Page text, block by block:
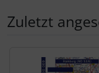
Zuletzt